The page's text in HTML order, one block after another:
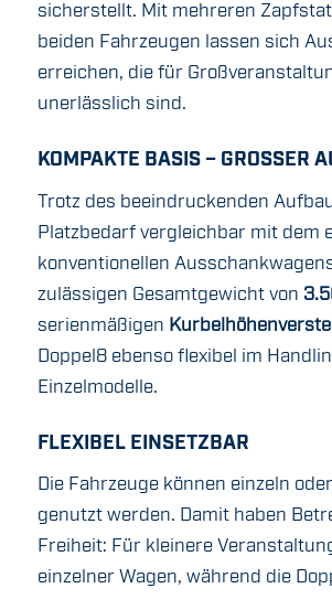
sicherstellt. Mit mehreren
beiden Fahrzeugen lassen sich
erreichen, die für
unerlässlich sind.
KOMPAKTE BASIS – GROSSER
Trotz des beeindruckenden
Platzbedarf vergleichbar mit dem
konventionellen
zulässigen Gesamtgewicht von
serienmäßigen
Doppel8 ebenso flexibel im
Einzelmodelle.
FLEXIBEL EINSETZBAR
Die Fahrzeuge können einzeln
genutzt werden. Damit haben
Freiheit: Für kleinere
einzelner Wagen, während die